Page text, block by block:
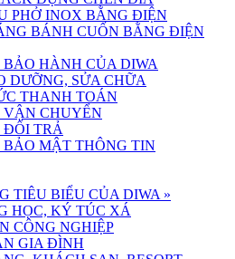
PHỞ INOX BẰNG ĐIỆN
BÁNH CUỐN BẰNG ĐIỆN
HÀNH CỦA DIWA
DƯỠNG, SỬA CHỮA
THANH TOÁN
VẬN CHUYỂN
ĐỔI TRẢ
MẬT THÔNG TIN
TIÊU BIỂU CỦA DIWA »
HỌC, KÝ TÚC XÁ
CÔNG NGHIỆP
GIA ĐÌNH